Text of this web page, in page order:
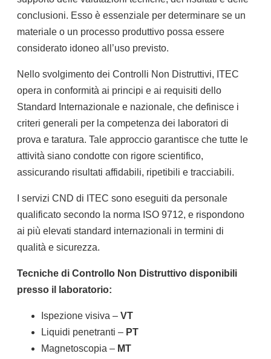
conclusioni. Esso è essenziale per determinare se un
materiale o un processo produttivo possa essere
considerato idoneo all’uso previsto.
Nello svolgimento dei Controlli Non Distruttivi, ITEC
opera in conformità ai principi e ai requisiti dello
Standard Internazionale e nazionale, che definisce i
criteri generali per la competenza dei laboratori di
prova e taratura. Tale approccio garantisce che tutte le
attività siano condotte con rigore scientifico,
assicurando risultati affidabili, ripetibili e tracciabili.
I servizi CND di ITEC sono eseguiti da personale
qualificato secondo la norma ISO 9712, e rispondono
ai più elevati standard internazionali in termini di
qualità e sicurezza.
Tecniche di Controllo Non Distruttivo disponibili
presso il laboratorio:
Ispezione visiva – VT
Liquidi penetranti – PT
Magnetoscopia – MT